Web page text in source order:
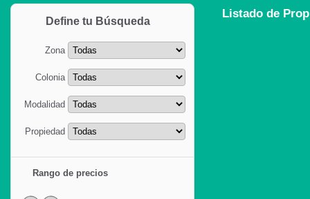
Define tu Búsqueda
Zona
Colonia
Modalidad
Propiedad
Rango de precios
Listado de